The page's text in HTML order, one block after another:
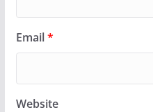
Email*
Website